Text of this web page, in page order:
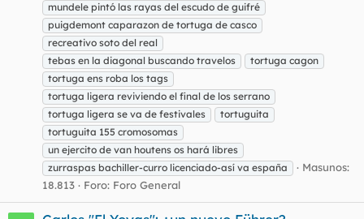
mundele pintó las rayas del escudo de guifré
puigdemont caparazon de tortuga de casco
recreativo soto del real
tebas en la diagonal buscando travelos
tortuga cagon
tortuga ens roba los tags
tortuga ligera reviviendo el final de los serrano
tortuga ligera se va de festivales
tortuguita
tortuguita 155 cromosomas
un ejercito de van houtens os hará libres
zurraspas bachiller-curro licenciado-así va españa
Masunos:
18.813
Foro: Foro General